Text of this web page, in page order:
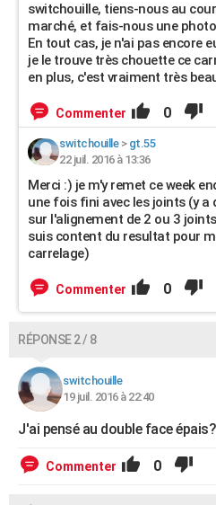
switchouille, tiens-nous au
marché, et fais-nous une
En tout cas, je n'ai pas encore
je le trouve très chouette ce
en plus, c'est vraiment très
Commenter 0
switchouille> gt.55
22 juil. 2016 à 13:36
Merci :) je m'y remet ce week
une fois fini avec les joints (y
sur l'alignement de 2 ou 3
suis content du resultat pour
carrelage)
Commenter 0
RÉPONSE 2 / 8
switchouille
19 juil. 2016 à 22:40
J'ai pensé au double face épais?
Commenter 0